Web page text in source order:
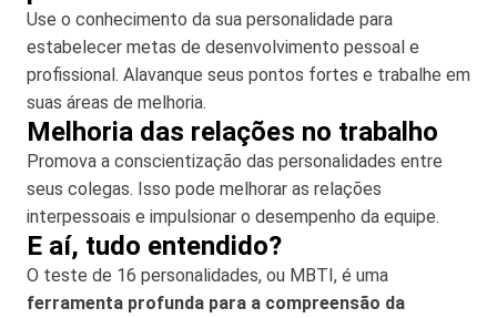
Use o conhecimento da sua personalidade para
estabelecer metas de desenvolvimento pessoal e
profissional. Alavanque seus pontos fortes e trabalhe em
suas áreas de melhoria.
Melhoria das relações no trabalho
Promova a conscientização das personalidades entre
seus colegas. Isso pode melhorar as relações
interpessoais e impulsionar o desempenho da equipe.
E aí, tudo entendido?
O teste de 16 personalidades, ou MBTI, é uma
ferramenta profunda para a compreensão da